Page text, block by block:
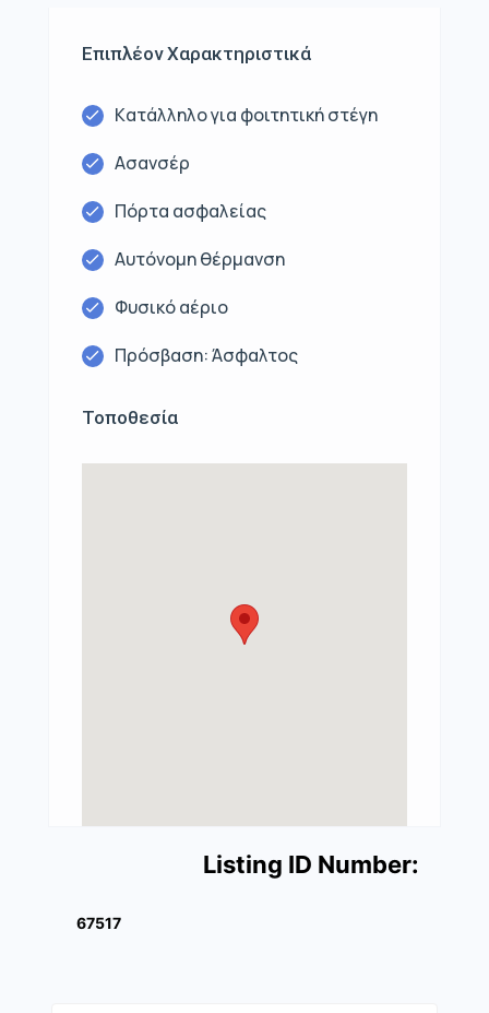
Επιπλέον Χαρακτηριστικά
Kατάλληλο για φοιτητική στέγη
Ασανσέρ
Πόρτα ασφαλείας
Αυτόνομη θέρμανση
Φυσικό αέριο
Πρόσβαση: Άσφαλτος
Τοποθεσία
Listing ID Number:
67517